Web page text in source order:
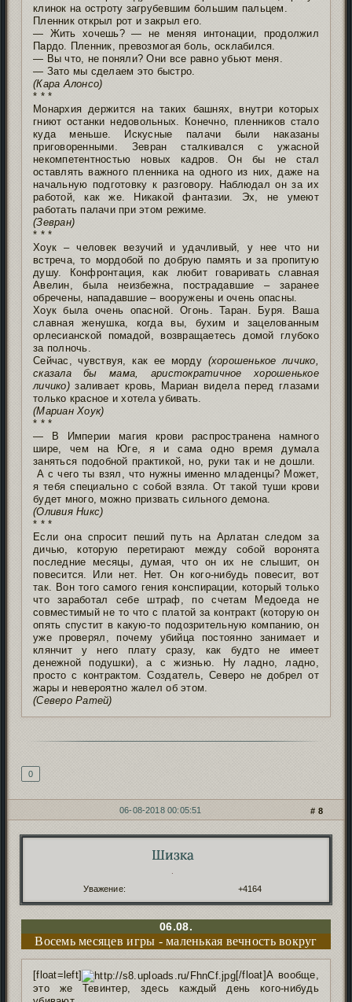
клинок на остроту загрубевшим большим пальцем.
Пленник открыл рот и закрыл его.
— Жить хочешь? — не меняя интонации, продолжил
Пардо. Пленник, превозмогая боль, осклабился.
— Вы что, не поняли? Они все равно убьют меня.
— Зато мы сделаем это быстро.
(Кара Алонсо)
* * *
Монархия держится на таких башнях, внутри которых
гниют останки недовольных. Конечно, пленников стало
куда меньше. Искусные палачи были наказаны
приговоренными. Зевран сталкивался с ужасной
некомпетентностью новых кадров. Он бы не стал
оставлять важного пленника на одного из них, даже на
начальную подготовку к разговору. Наблюдал он за их
работой, как же. Никакой фантазии. Эх, не умеют
работать палачи при этом режиме.
(Зевран)
* * *
Хоук – человек везучий и удачливый, у нее что ни
встреча, то мордобой по добрую память и за пропитую
душу. Конфронтация, как любит говаривать славная
Авелин, была неизбежна, пострадавшие – заранее
обречены, нападавшие – вооружены и очень опасны.
Хоук была очень опасной. Огонь. Таран. Буря. Ваша
славная женушка, когда вы, бухим и зацелованным
орлесианской помадой, возвращаетесь домой глубоко
за полночь.
Сейчас, чувствуя, как ее морду (хорошенькое личико,
сказала бы мама, аристократичное хорошенькое
личико)заливает кровь, Мариан видела перед глазами
только красное и хотела убивать.
(Мариан Хоук)
* * *
— В Империи магия крови распространена намного
шире, чем на Юге, я и сама одно время думала
заняться подобной практикой, но, руки так и не дошли.
А с чего ты взял, что нужны именно младенцы? Может,
я тебя специально с собой взяла. От такой туши крови
будет много, можно призвать сильного демона.
(Оливия Никс)
* * *
Если она спросит пеший путь на Арлатан следом за
дичью, которую перетирают между собой воронята
последние месяцы, думая, что он их не слышит, он
повесится. Или нет. Нет. Он кого-нибудь повесит, вот
так. Вон того самого гения конспирации, который только
что заработал себе штраф, по счетам Медоеда не
совместимый не то что с платой за контракт (которую он
опять спустит в какую-то подозрительную компанию, он
уже проверял, почему убийца постоянно занимает и
клянчит у него плату сразу, как будто не имеет
денежной подушки), а с жизнью. Ну ладно, ладно,
просто с контрактом. Создатель, Северо не добрел от
жары и невероятно жалел об этом.
(Северо Ратей)
0
8
06-08-2018 00:05:51
Шизка
Уважение: +4164
06.08.
Восемь месяцев игры - маленькая вечность вокруг
[float=left]
[/float]А вообще,
это же Тевинтер, здесь каждый день кого-нибудь